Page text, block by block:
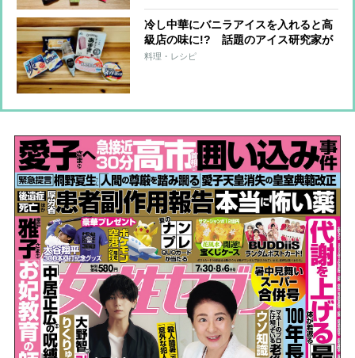
冷し中華にバニラアイスを入れると高
級店の味に!? 話題のアイス研究家が
教える極上の食べ方
料理・レシピ